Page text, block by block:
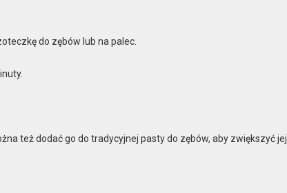
do zębów lub na palec.
też dodać go do tradycyjnej pasty do zębów, aby zwiększyć jej